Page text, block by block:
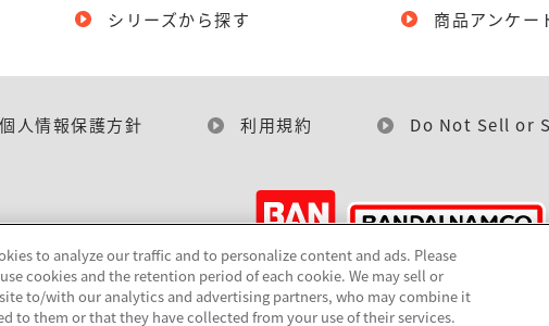
シリーズから探す
商品アンケー
個人情報保護方針 利用規約 Do Not Sell or
©BANDAI
to analyze our traffic and to personalize content and ads. Please
cookies and the retention period of each cookie. We may sell or
to/with our analytics and advertising partners, who may combine it
to them or that they have collected from your use of their services.